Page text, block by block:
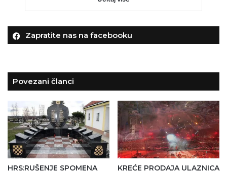
Zapratite nas na facebooku
Povezani članci
HRS:RUŠENJE SPOMENA KREĆE PRODAJA ULAZNICA